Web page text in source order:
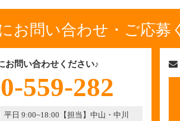
お問い合わせ・ご応募
お問い合わせください♪
559-282
平日 9:00~18:00 【担当】中山・中川